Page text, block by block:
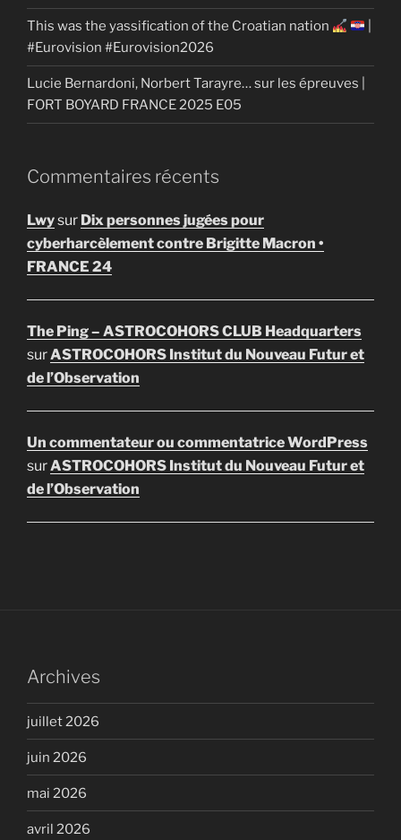
This was the yassification of the Croatian nation
#Eurovision #Eurovision2026
Lucie Bernardoni, Norbert Tarayre… sur les épreuves |
FORT BOYARD FRANCE 2025 E05
Commentaires récents
Lwysur Dix personnes jugées pour
cyberharcèlement contre Brigitte Macron •
FRANCE 24
The Ping – ASTROCOHORS CLUB Headquarters
surASTROCOHORS Institut du Nouveau Futur et
de l’Observation
Un commentateur ou commentatrice WordPress
surASTROCOHORS Institut du Nouveau Futur et
de l’Observation
Archives
juillet 2026
juin 2026
mai 2026
avril 2026